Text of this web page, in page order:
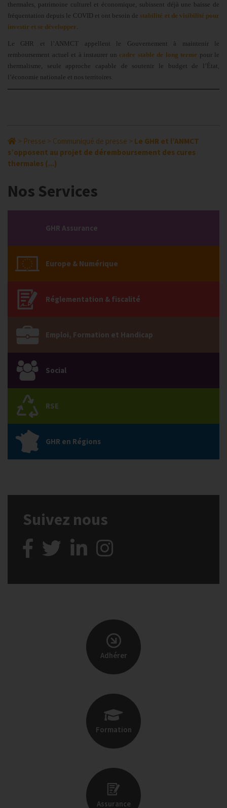
thermales, patrimoine culturel et économique, subissent déjà une baisse de
fréquentation depuis le COVID et ont besoin destabilité et de visibilité pour
investir et se développer.
Le GHR et l’ANMCT appellent le Gouvernement à maintenir le
remboursement actuel et à instaurer un cadre stable de long terme pour le
thermalisme, seule approche capable de soutenir le budget de l’État,
l’économie nationale et nos territoires.
> Presse > Communiqué de presse > Le GHR et l’ANMCT
s’opposent au projet de déremboursement des cures
thermales (...)
Nos Services
GHR Assurance
Europe & Numérique
Réglementation & fiscalité
Emploi, Formation et Handicap
Social
RSE
GHR en Régions
Suivez nous
Adhérer
Formation
Assurance